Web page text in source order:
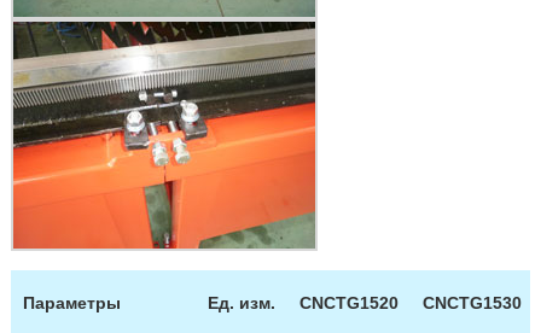
Параметры Ед. изм. CNCTG1520 CNCTG1530